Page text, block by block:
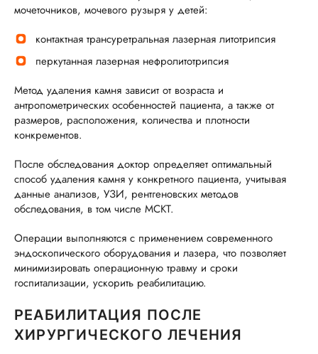
мочеточников, мочевого рузыря у детей:
контактная трансуретральная лазерная литотрипсия
перкутанная лазерная нефролитотрипсия
Метод удаления камня зависит от возраста и
антропометрических особенностей пациента, а также от
размеров, расположения, количества и плотности
конкрементов.
После обследования доктор определяет оптимальный
способ удаления камня у конкретного пациента, учитывая
данные анализов, УЗИ, рентгеновских методов
обследования, в том числе МСКТ.
Операции выполняются с применением современного
эндоскопического оборудования и лазера, что позволяет
минимизировать операционную травму и сроки
госпитализации, ускорить реабилитацию.
РЕАБИЛИТАЦИЯ ПОСЛЕ
ХИРУРГИЧЕСКОГО ЛЕЧЕНИЯ